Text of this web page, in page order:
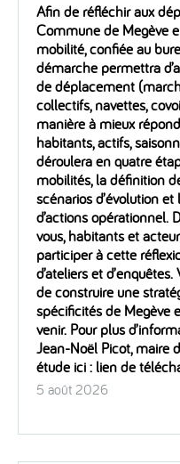
Afin de réfléchir aux
Commune de Megève
mobilité, confiée au
démarche permettra
de déplacement
collectifs, navettes,
manière à mieux
habitants, actifs,
déroulera en quatre
mobilités, la définition
scénarios d’évolution
d’actions opérationnel.
vous, habitants et
participer à cette
d’ateliers et
de construire une
spécificités de Megève
venir. Pour plus
Jean-Noël Picot, maire
étude ici : lien de
5 août 2026